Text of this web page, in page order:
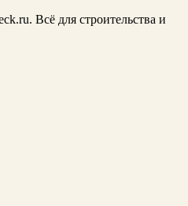
Всё для строительства и